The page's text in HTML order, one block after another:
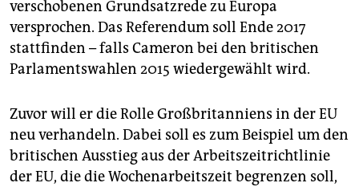
epaper login
verschobenen Grundsatzrede zu Europa
versprochen. Das Referendum soll Ende 2017
stattfinden – falls Cameron bei den britischen
Parlamentswahlen 2015 wiedergewählt wird.
Zuvor will er die Rolle Großbritanniens in der EU
neu verhandeln. Dabei soll es zum Beispiel um den
britischen Ausstieg aus der Arbeitszeitrichtlinie
der EU, die die Wochenarbeitszeit begrenzen soll,